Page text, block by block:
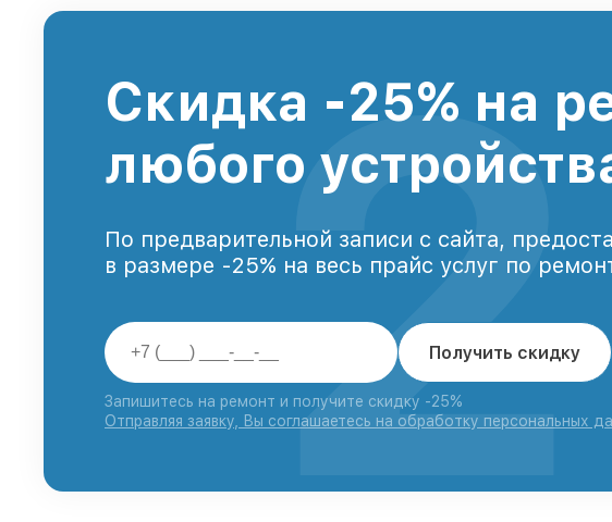
Скидка -25% на
любого
По предварительной записи с сайта,
в размере -25% на весь прайс услуг по
Получить скидку
Запишитесь на ремонт и получите скидку -25%
Отправляя заявку, Вы соглашаетесь на обработку персональных